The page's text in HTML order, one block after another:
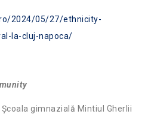
2024/05/27/ethnicity-
la-cluj-napoca/
gimnazială Mintiul Gherlii